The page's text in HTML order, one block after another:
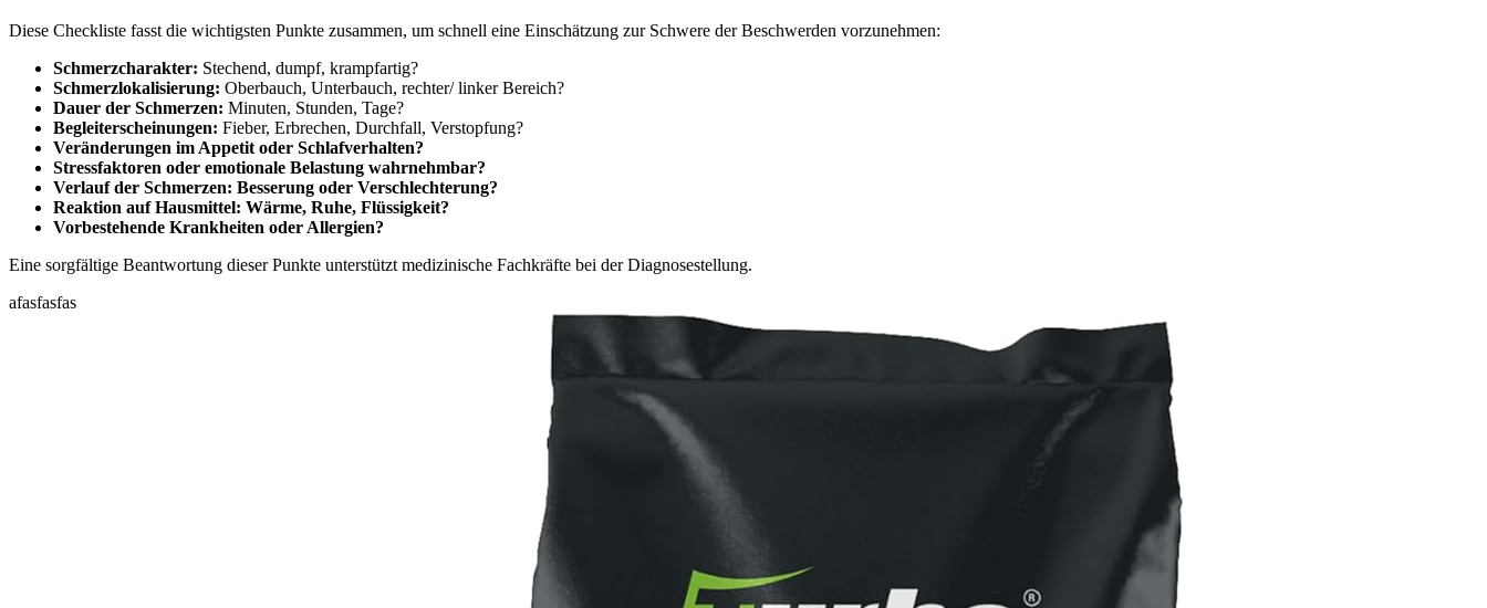
Diese Checkliste fasst die wichtigsten Punkte zusammen, um schnell eine Einschätzung zur Schwere der Beschwerden vorzunehmen:
Schmerzcharakter: Stechend, dumpf, krampfartig?
Schmerzlokalisierung: Oberbauch, Unterbauch, rechter/ linker Bereich?
Dauer der Schmerzen: Minuten, Stunden, Tage?
Begleiterscheinungen: Fieber, Erbrechen, Durchfall, Verstopfung?
Veränderungen im Appetit oder Schlafverhalten?
Stressfaktoren oder emotionale Belastung wahrnehmbar?
Verlauf der Schmerzen: Besserung oder Verschlechterung?
Reaktion auf Hausmittel: Wärme, Ruhe, Flüssigkeit?
Vorbestehende Krankheiten oder Allergien?
Eine sorgfältige Beantwortung dieser Punkte unterstützt medizinische Fachkräfte bei der Diagnosestellung.
afasfasfas